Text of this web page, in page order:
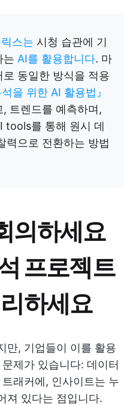
스는 시청 습관에 기
는 AI를 활용합니다. 마
동일한 방식을 적용
석을 위한 AI 활용법』
트렌드를 예측하며,
tools를 통해 원시 데
력으로 전환하는 방법
의하세요
프로젝트
하세요
만, 기업들이 이를 활용
제가 있습니다: 데이터
래커에, 인사이트는 누
져 있다는 점입니다.